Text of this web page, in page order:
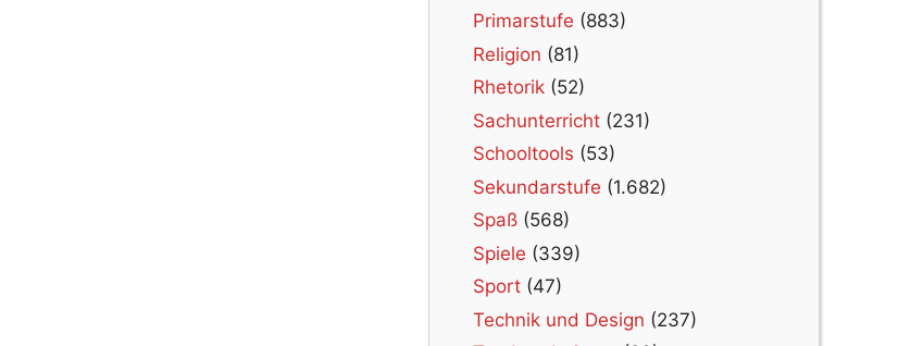
Primarstufe (883)
Religion (81)
Rhetorik (52)
Sachunterricht (231)
Schooltools (53)
Sekundarstufe (1.682)
Spaß (568)
Spiele (339)
Sport (47)
Technik und Design (237)